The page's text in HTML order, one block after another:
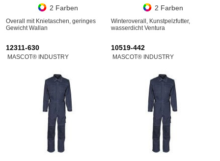
2 Farben
Overall mit Knietaschen, geringes
Gewicht Wallan
2 Farben
Winteroverall, Kunstpelzfutter,
wasserdicht Ventura
12311-630
MASCOT® INDUSTRY
10519-442
MASCOT® INDUSTRY